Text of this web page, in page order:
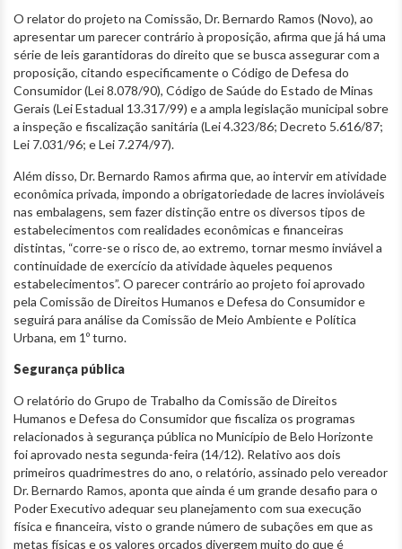
O relator do projeto na Comissão, Dr. Bernardo Ramos (Novo), ao
apresentar um parecer contrário à proposição, afirma que já há uma
série de leis garantidoras do direito que se busca assegurar com a
proposição, citando especificamente o Código de Defesa do
Consumidor (Lei 8.078/90), Código de Saúde do Estado de Minas
Gerais (Lei Estadual 13.317/99) e a ampla legislação municipal sobre
a inspeção e fiscalização sanitária (Lei 4.323/86; Decreto 5.616/87;
Lei 7.031/96; e Lei 7.274/97).
Além disso, Dr. Bernardo Ramos afirma que, ao intervir em atividade
econômica privada, impondo a obrigatoriedade de lacres invioláveis
nas embalagens, sem fazer distinção entre os diversos tipos de
estabelecimentos com realidades econômicas e financeiras
distintas, “corre-se o risco de, ao extremo, tornar mesmo inviável a
continuidade de exercício da atividade àqueles pequenos
estabelecimentos”. O parecer contrário ao projeto foi aprovado
pela Comissão de Direitos Humanos e Defesa do Consumidor e
seguirá para análise da Comissão de Meio Ambiente e Política
Urbana, em 1º turno.
Segurança pública
O relatório do Grupo de Trabalho da Comissão de Direitos
Humanos e Defesa do Consumidor que fiscaliza os programas
relacionados à segurança pública no Município de Belo Horizonte
foi aprovado nesta segunda-feira (14/12). Relativo aos dois
primeiros quadrimestres do ano, o relatório, assinado pelo vereador
Dr. Bernardo Ramos, aponta que ainda é um grande desafio para o
Poder Executivo adequar seu planejamento com sua execução
física e financeira, visto o grande número de subações em que as
metas físicas e os valores orçados divergem muito do que é